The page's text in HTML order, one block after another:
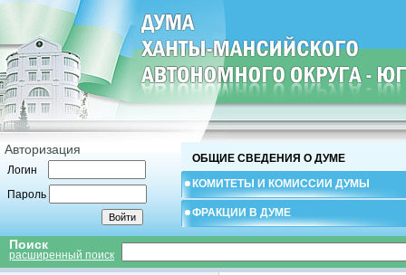
Авторизация
Логин
Пароль
ОБЩИЕ СВЕДЕНИЯ О ДУМЕ
КОМИТЕТЫ И КОМИССИИ ДУМЫ
ФРАКЦИИ В ДУМЕ
Поиск
расширенный поиск